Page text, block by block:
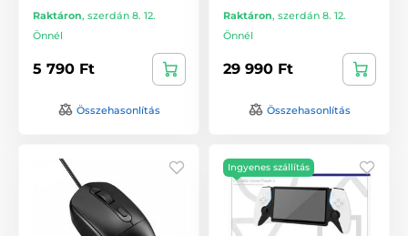
Raktáron, szerdán 8. 12.
Önnél
5 790 Ft
Összehasonlítás
Raktáron, szerdán 8. 12.
Önnél
29 990 Ft
Összehasonlítás
Ingyenes szállítás